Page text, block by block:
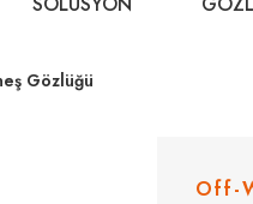
Gözlüğü
Off-